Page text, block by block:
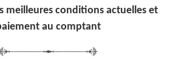
meilleures conditions actuelles et
au comptant